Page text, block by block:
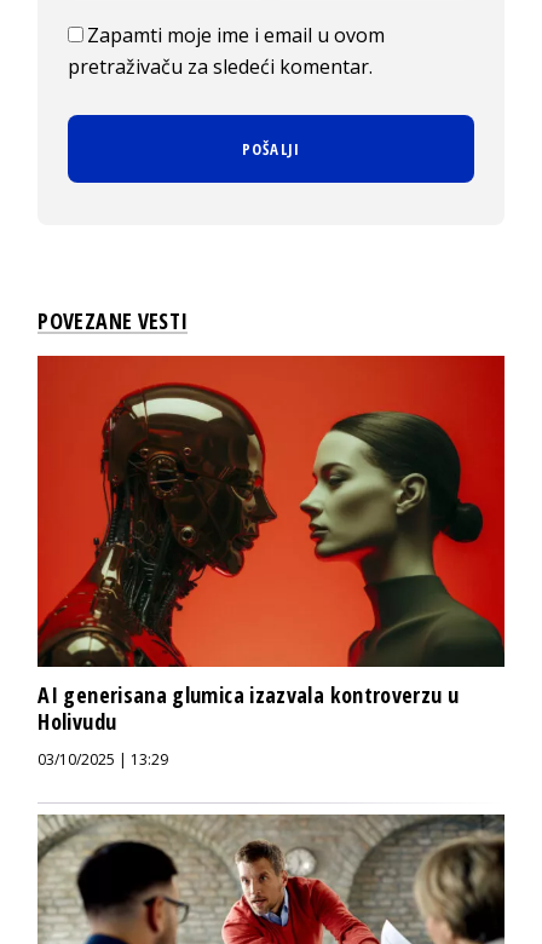
Zapamti moje ime i email u ovom
pretraživaču za sledeći komentar.
POVEZANE VESTI
AI generisana glumica izazvala kontroverzu u
Holivudu
03/10/2025 | 13:29